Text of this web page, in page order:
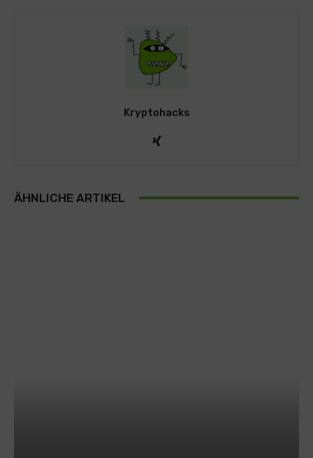
Kryptohacks
ÄHNLICHE ARTIKEL